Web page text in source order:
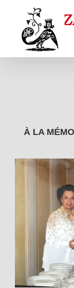
À LA